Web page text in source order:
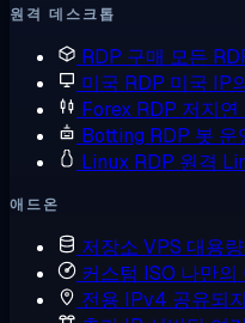
원격 데스크톱
RDP 구매 모든
미국 RDP 미국 IP
Forex RDP 저지연
Botting RDP 봇 운
Linux RDP 원격
애드온
저장소 VPS 대용
커스텀 ISO 나만의
전용 IPv4 공유되